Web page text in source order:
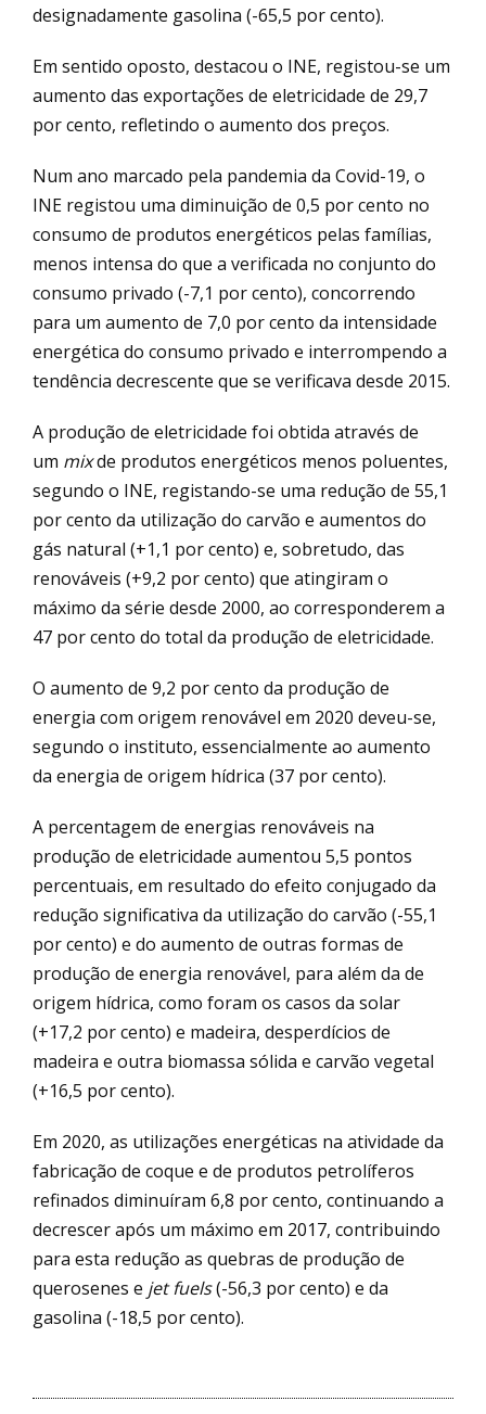
designadamente gasolina (-65,5 por cento).
Em sentido oposto, destacou o INE, registou-se um
aumento das exportações de eletricidade de 29,7
por cento, refletindo o aumento dos preços.
Num ano marcado pela pandemia da Covid-19, o
INE registou uma diminuição de 0,5 por cento no
consumo de produtos energéticos pelas famílias,
menos intensa do que a verificada no conjunto do
consumo privado (-7,1 por cento), concorrendo
para um aumento de 7,0 por cento da intensidade
energética do consumo privado e interrompendo a
tendência decrescente que se verificava desde 2015.
A produção de eletricidade foi obtida através de
um mixde produtos energéticos menos poluentes,
segundo o INE, registando-se uma redução de 55,1
por cento da utilização do carvão e aumentos do
gás natural (+1,1 por cento) e, sobretudo, das
renováveis (+9,2 por cento) que atingiram o
máximo da série desde 2000, ao corresponderem a
47 por cento do total da produção de eletricidade.
O aumento de 9,2 por cento da produção de
energia com origem renovável em 2020 deveu-se,
segundo o instituto, essencialmente ao aumento
da energia de origem hídrica (37 por cento).
A percentagem de energias renováveis na
produção de eletricidade aumentou 5,5 pontos
percentuais, em resultado do efeito conjugado da
redução significativa da utilização do carvão (-55,1
por cento) e do aumento de outras formas de
produção de energia renovável, para além da de
origem hídrica, como foram os casos da solar
(+17,2 por cento) e madeira, desperdícios de
madeira e outra biomassa sólida e carvão vegetal
(+16,5 por cento).
Em 2020, as utilizações energéticas na atividade da
fabricação de coque e de produtos petrolíferos
refinados diminuíram 6,8 por cento, continuando a
decrescer após um máximo em 2017, contribuindo
para esta redução as quebras de produção de
querosenes e jet fuels(-56,3 por cento) e da
gasolina (-18,5 por cento).